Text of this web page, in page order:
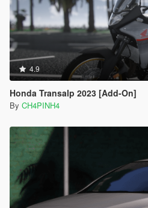
4.9
Honda Transalp 2023 [Add-On]
By CH4PINH4